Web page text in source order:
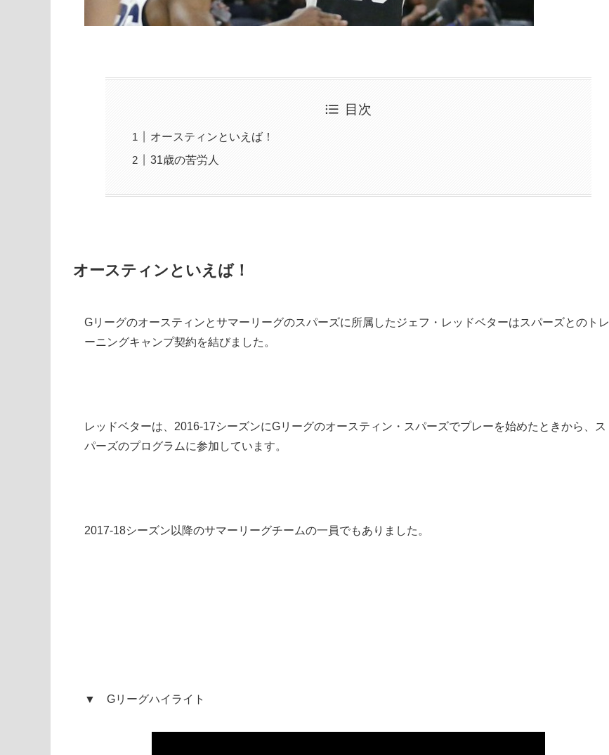
目次
オースティンといえば！
31歳の苦労人
オースティンといえば！
Gリーグのオースティンとサマーリーグのスパーズに所属したジェフ・レッドベターはスパーズとのトレ
ーニングキャンプ契約を結びました。
レッドベターは、2016-17シーズンにGリーグのオースティン・スパーズでプレーを始めたときから、ス
パーズのプログラムに参加しています。
2017-18シーズン以降のサマーリーグチームの一員でもありました。
▼ Gリーグハイライト